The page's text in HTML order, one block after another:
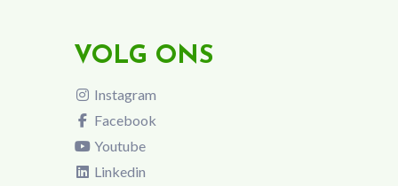
VOLG ONS
Instagram
Facebook
Youtube
Linkedin